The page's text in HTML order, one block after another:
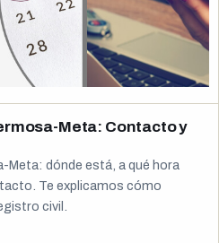
Meta: Contacto y
Meta: dónde está, a qué hora
Te explicamos cómo
civil.